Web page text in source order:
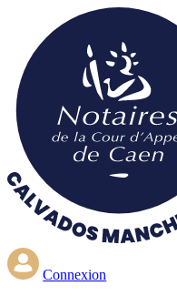
contenu
principal
Connexion